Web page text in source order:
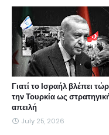
Γιατί το Ισραήλ βλέπει
την Τουρκία ως
απειλή
July 25, 2026